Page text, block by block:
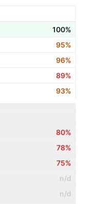
100%
95%
96%
89%
93%
80%
78%
75%
n/d
n/d